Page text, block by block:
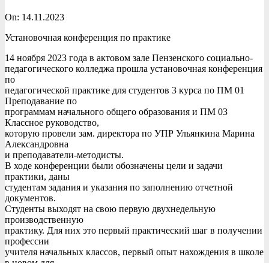
On: 14.11.2023
Установочная конференция по практике
14 ноября 2023 года в актовом зале Пензенского социально-
педагогического колледжа прошла установочная конференция
по
педагогической практике для студентов 3 курса по ПМ 01
Преподавание по
программам начального общего образования и ПМ 03
Классное руководство,
которую провели зам. директора по УПР Ульянкина Марина
Александровна
и преподаватели-методисты.
В ходе конференции были обозначены цели и задачи
практики, даны
студентам задания и указания по заполнению отчетной
документов.
Студенты выходят на свою первую двухнедельную
производственную
практику. Для них это первый практический шаг в получении
профессии
учителя начальных классов, первый опыт нахождения в школе